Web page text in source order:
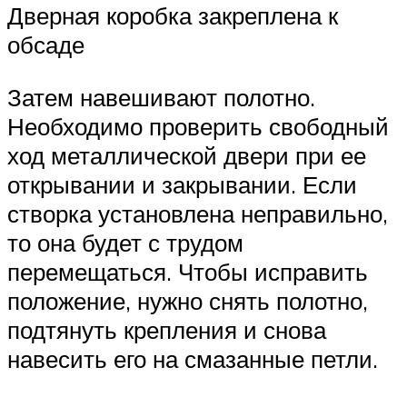
Дверная коробка закреплена к
обсаде
Затем навешивают полотно.
Необходимо проверить свободный
ход металлической двери при ее
открывании и закрывании. Если
створка установлена неправильно,
то она будет с трудом
перемещаться. Чтобы исправить
положение, нужно снять полотно,
подтянуть крепления и снова
навесить его на смазанные петли.